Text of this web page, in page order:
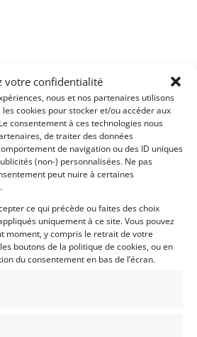
votre confidentialité
nous et nos partenaires utilisons
cookies pour stocker et/ou accéder aux
consentement à ces technologies nous
de traiter des données
de navigation ou des ID uniques
(non-) personnalisées. Ne pas
peut nuire à certaines
ce qui précède ou faites des choix
uniquement à ce site. Vous pouvez
moment, y compris le retrait de votre
boutons de la politique de cookies, ou en
du consentement en bas de l’écran.